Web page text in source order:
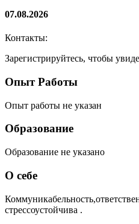
07.08.2026
Контакты:
Зарегистрируйтесь, чтобы
Опыт Работы
Опыт работы не указан
Образование
Образование не указано
О себе
стрессоустойчива .